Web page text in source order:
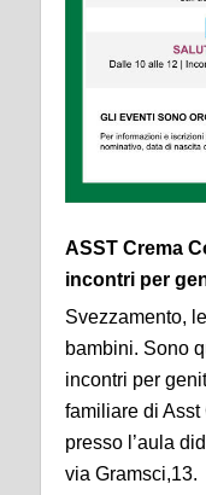
ASST Crema
incontri per
Svezzamento,
bambini. Sono
incontri per
familiare di
presso l’aula
via Gramsci,13.